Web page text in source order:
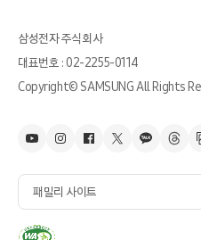
삼성전자 주식회사
대표번호 : 02-2255-0114
Copyright© SAMSUNG All Rights
패밀리 사이트